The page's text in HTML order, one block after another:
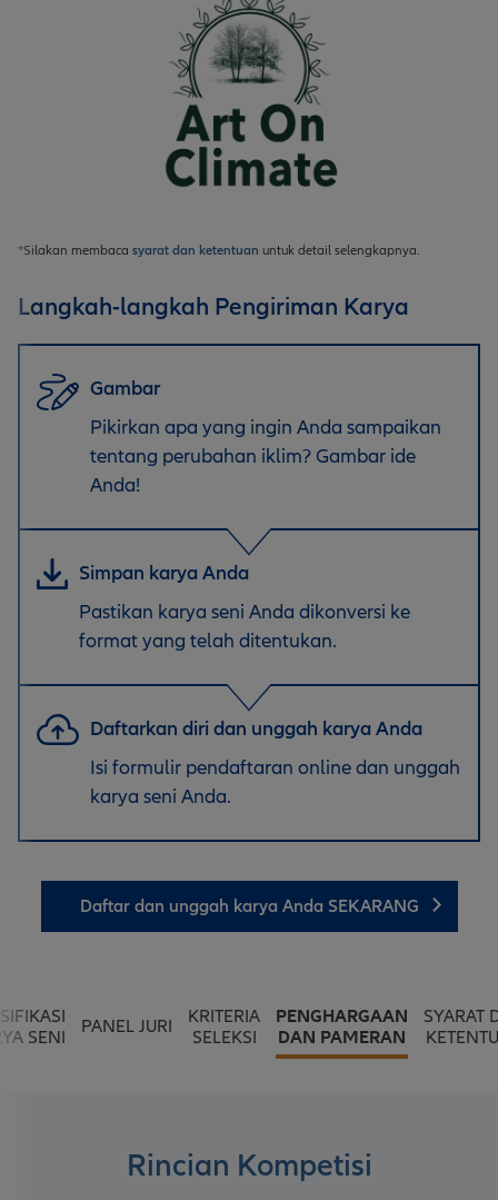
*Silakan membaca syarat dan ketentuan untuk detail selengkapnya.
Langkah-langkah Pengiriman Karya
Gambar
Pikirkan apa yang ingin Anda sampaikan
tentang perubahan iklim? Gambar ide
Anda!
Simpan karya Anda
Pastikan karya seni Anda dikonversi ke
format yang telah ditentukan.
Daftarkan diri dan unggah karya Anda
Isi formulir pendaftaran online dan unggah
karya seni Anda.
Daftar dan unggah karya Anda SEKARANG
SENI
PANEL JURI
KRITERIA
SELEKSI
PENGHARGAAN
DAN PAMERAN
SYARAT
Rincian Kompetisi